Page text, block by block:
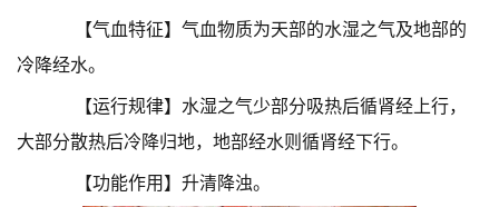
【气血特征】气血物质为天部的水湿之气及地部的
冷降经水。
【运行规律】水湿之气少部分吸热后循肾经上行，
大部分散热后冷降归地，地部经水则循肾经下行。
【功能作用】升清降浊。